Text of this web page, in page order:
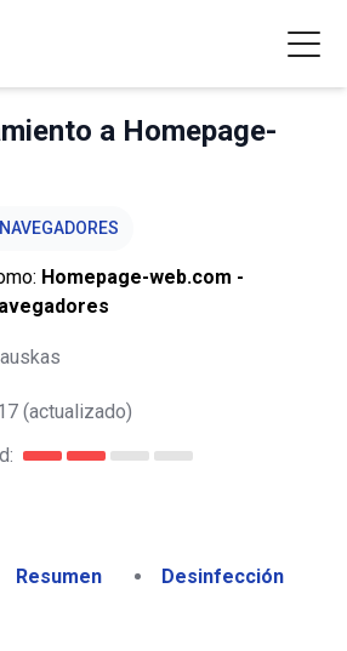
a Homepage-
Homepage-web.com -
(actualizado)
Resumen
Desinfección